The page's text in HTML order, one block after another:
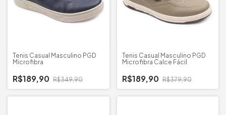
Tenis Casual Masculino PGD
Microfibra
R$189,90 R$349,90
Tenis Casual Masculino PGD
Microfibra Calce Fácil
R$189,90 R$379,90